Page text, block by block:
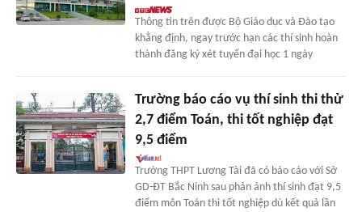
Thông tin trên được Bộ Giáo dục và Đào tạo
khẳng định, ngay trước hạn các thí sinh hoàn
thành đăng ký xét tuyển đại học 1 ngày
Trường báo cáo vụ thí sinh thi thử
2,7 điểm Toán, thi tốt nghiệp đạt
9,5 điểm
Trường THPT Lương Tài đã có báo cáo với Sở
GD-ĐT Bắc Ninh sau phản ánh thí sinh đạt 9,5
điểm môn Toán thi tốt nghiệp dù kết quả lần